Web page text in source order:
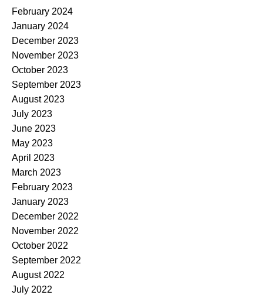
February 2024
January 2024
December 2023
November 2023
October 2023
September 2023
August 2023
July 2023
June 2023
May 2023
April 2023
March 2023
February 2023
January 2023
December 2022
November 2022
October 2022
September 2022
August 2022
July 2022